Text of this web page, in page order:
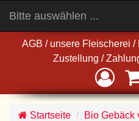
AGB / unsere Fleischerei /
Zustellung /
Bitte auswählen ...
Startseite
Bio Gebäck